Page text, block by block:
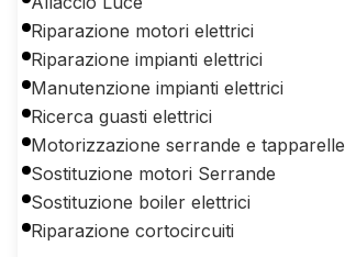
Riparazione motori elettrici
Riparazione impianti elettrici
Manutenzione impianti elettrici
Ricerca guasti elettrici
Motorizzazione serrande e tapparelle
Sostituzione motori Serrande
Sostituzione boiler elettrici
Riparazione cortocircuiti